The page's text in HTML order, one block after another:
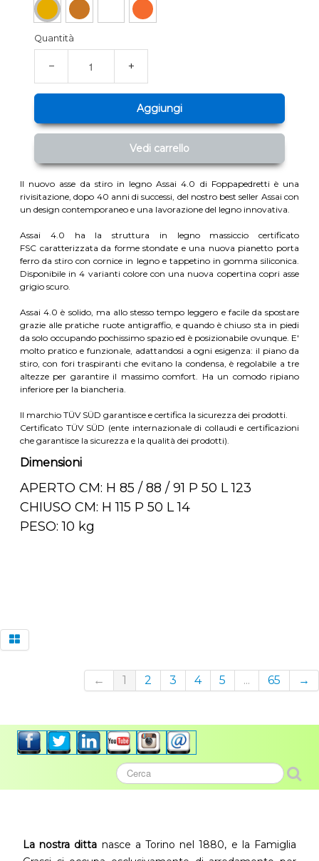
Quantità
− +
Aggiungi
Vedi carrello
Il nuovo asse da stiro in legno Assai 4.0 di Foppapedretti è una
rivisitazione, dopo 40 anni di successi, del nostro best seller Assai con
un design contemporaneo e una lavorazione del legno innovativa.
Assai 4.0 ha la struttura in legno massiccio certificato
FSC caratterizzata da forme stondate e una nuova pianetto porta
ferro da stiro con cornice in legno e tappetino in gomma siliconica.
Disponibile in 4 varianti colore con una nuova copertina copri asse
grigio scuro.
Assai 4.0 è solido, ma allo stesso tempo leggero e facile da spostare
grazie alle pratiche ruote antigraffio, e quando è chiuso sta in piedi
da solo occupando pochissimo spazio ed è posizionabile ovunque. E'
molto pratico e funzionale, adattandosi a ogni esigenza: il piano da
stiro, con fori traspiranti che evitano la condensa, è regolabile a tre
altezze per garantire il massimo comfort. Ha un comodo ripiano
inferiore per la biancheria.
Il marchio TÜV SÜD garantisce e certifica la sicurezza dei prodotti.
Certificato TÜV SÜD (ente internazionale di collaudi e certificazioni
che garantisce la sicurezza e la qualità dei prodotti).
Dimensioni
APERTO CM: H 85 / 88 / 91 P 50 L 123
CHIUSO CM: H 115 P 50 L 14
PESO: 10 kg
← 1 2 3 4 5 ... 65 →
La nostra ditta nasce a Torino nel 1880, e la Famiglia